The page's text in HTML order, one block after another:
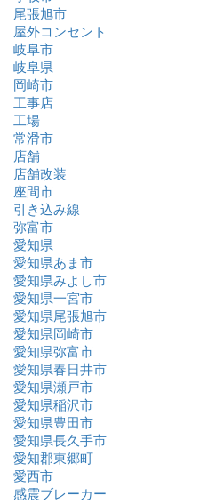
尾張旭市
屋外コンセント
岐阜市
岐阜県
岡崎市
工事店
工場
常滑市
店舗
店舗改装
座間市
引き込み線
弥富市
愛知県
愛知県あま市
愛知県みよし市
愛知県一宮市
愛知県尾張旭市
愛知県岡崎市
愛知県弥富市
愛知県春日井市
愛知県瀬戸市
愛知県稲沢市
愛知県豊田市
愛知県長久手市
愛知郡東郷町
愛西市
感震ブレーカー